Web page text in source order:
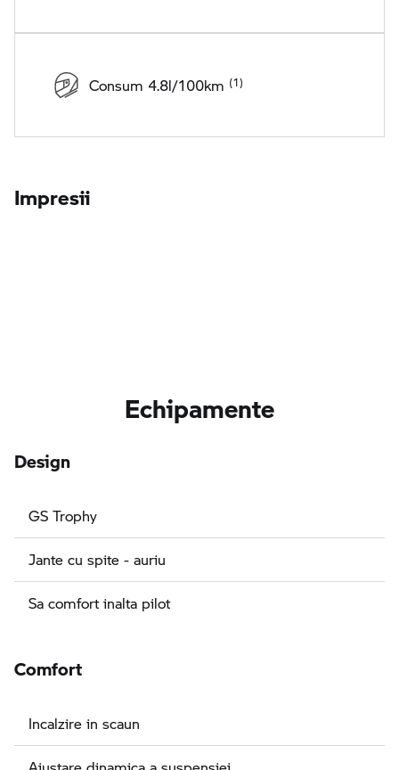
Consum 4.8l/100km
Impresii
Echipamente
Design
GS Trophy
Jante cu spite - auriu
Sa comfort inalta pilot
Comfort
Incalzire in scaun